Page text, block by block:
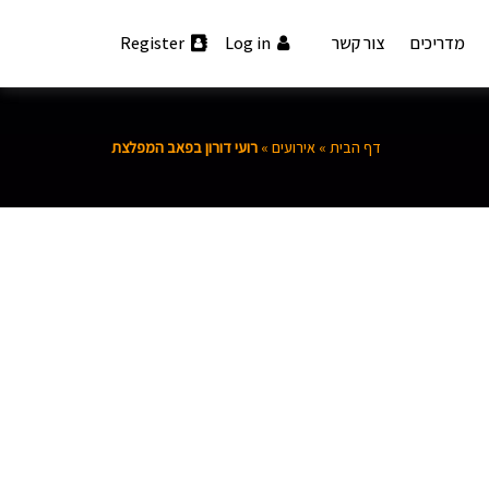
מדריכים צור קשר Log in
Register
דף הבית » אירועים » רועי דורון בפאב המפלצת